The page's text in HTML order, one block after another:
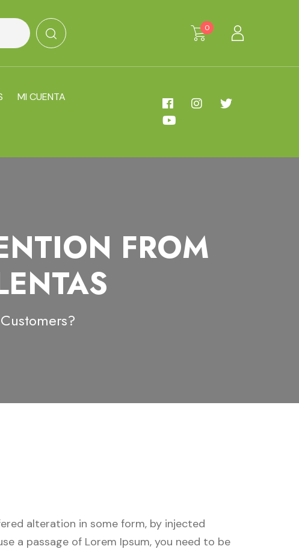
0
MI CUENTA
FROM
alteration in some form, by injected
a passage of Lorem Ipsum, you need to be